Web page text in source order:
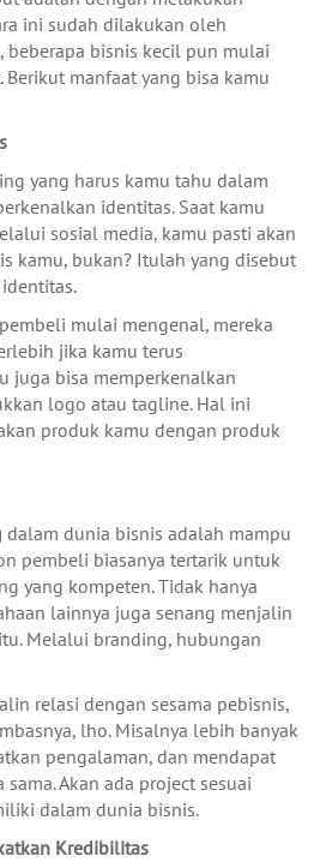
ini sudah dilakukan oleh
beberapa bisnis kecil pun mulai
Berikut manfaat yang bisa kamu
yang harus kamu tahu dalam
identitas. Saat kamu
sosial media, kamu pasti akan
kamu, bukan? Itulah yang disebut
mulai mengenal, mereka
jika kamu terus
juga bisa memperkenalkan
logo atau tagline. Hal ini
produk kamu dengan produk
dalam dunia bisnis adalah mampu
pembeli biasanya tertarik untuk
yang kompeten. Tidak hanya
lainnya juga senang menjalin
Melalui branding, hubungan
relasi dengan sesama pebisnis,
lho. Misalnya lebih banyak
pengalaman, dan mendapat
Akan ada project sesuai
dalam dunia bisnis.
Kredibilitas